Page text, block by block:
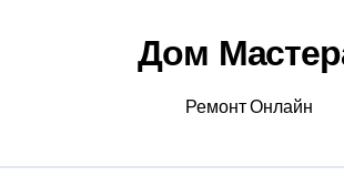
Дом
Ремонт Онлайн